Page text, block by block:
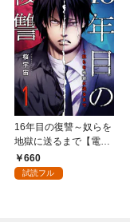
16年目の復讐～奴らを
地獄に送るまで【電子
単行本版】１
660
試読フル